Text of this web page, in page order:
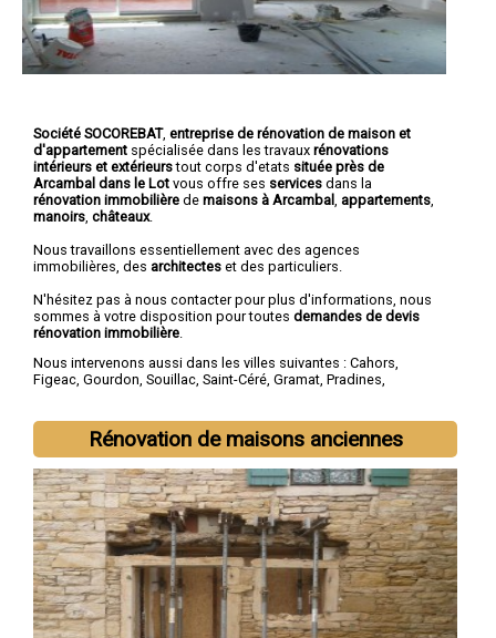
Société SOCOREBAT, entreprise de rénovation de maison et
d'appartement spécialisée dans les travaux rénovations
intérieurs et extérieurstout corps d'etats située près de
Arcambal dans le Lot vous offre ses services dans la
rénovation immobilière de maisons à Arcambal appartements
manoirs châteaux.
Nous travaillons essentiellement avec des agences
immobilières, des architectes et des particuliers.
N'hésitez pas à nous contacter pour plus d'informations, nous
sommes à votre disposition pour toutes demandes de devis
rénovation immobilière
Nous intervenons aussi dans les villes suivantes : Cahors,
Figeac, Gourdon, Souillac, Saint-Céré, Gramat, Pradines,
Rénovation de maisons anciennes